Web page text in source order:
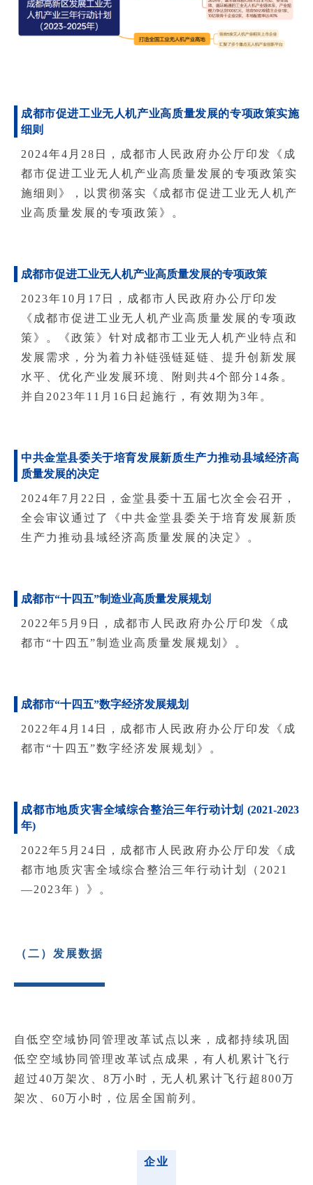
成都市促进工业无人机产业高质量发展的专项政策实施
细则
2024年4月28日，成都市人民政府办公厅印发《成
都市促进工业无人机产业高质量发展的专项政策实
施细则》，以贯彻落实《成都市促进工业无人机产
业高质量发展的专项政策》。
成都市促进工业无人机产业高质量发展的专项政策
2023年10月17日，成都市人民政府办公厅印发
《成都市促进工业无人机产业高质量发展的专项政
策》。《政策》针对成都市工业无人机产业特点和
发展需求，分为着力补链强链延链、提升创新发展
水平、优化产业发展环境、附则共4个部分14条。
并自2023年11月16日起施行，有效期为3年。
中共金堂县委关于培育发展新质生产力推动县域经济高
质量发展的决定
2024年7月22日，金堂县委十五届七次全会召开，
全会审议通过了《中共金堂县委关于培育发展新质
生产力推动县域经济高质量发展的决定》。
成都市“十四五”制造业高质量发展规划
2022年5月9日，成都市人民政府办公厅印发《成
都市“十四五”制造业高质量发展规划》。
成都市“十四五”数字经济发展规划
2022年4月14日，成都市人民政府办公厅印发《成
都市“十四五”数字经济发展规划》。
成都市地质灾害全域综合整治三年行动计划 (2021-2023
年)
2022年5月24日，成都市人民政府办公厅印发《成
都市地质灾害全域综合整治三年行动计划（2021
—2023年）》。
（二）发展数据
自低空空域协同管理改革试点以来，成都持续巩固
低空空域协同管理改革试点成果，有人机累计飞行
超过40万架次
、8万小时，无人机累计飞行超800万
架次、60万小时，位居全国前列。
企业